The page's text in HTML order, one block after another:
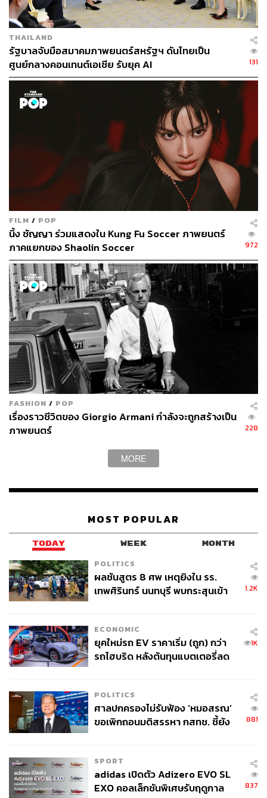
สุพัฒน์ ศิวะพรพันธ์
Content Creator ผู้หลงใหลในทุกศาสตร์และ
THAILAND
รัฐบาลจับมือสมาคมภาพยนตร์สหรัฐฯ ดันไทยเป็น
ศูนย์กลางคอนเทนต์เอเชีย รับยุค AI
131
FILM / POP
นิ้ง ชัญญา ร่วมแสดงใน Kung Fu Soccer ภาพยนตร์
ภาคแยกของ Shaolin Soccer
972
FASHION / POP
เรื่องราวชีวิตของ Giorgio Armani กำลังจะถูกสร้างเป็น
ภาพยนตร์
228
MORE
MOST POPULAR
TODAY WEEK MONTH
POLITICS
ผลชันสูตร 8 ศพ เหตุยิงใน รร.
เทพศิรินทร์ นนทบุรี พบกระสุนเข้า
1.2K
ECONOMIC
ยุคใหม่รถ EV ราคาเริ่ม (ถูก) กว่า
รถไฮบริด หลังต้นทุนแบตเตอรี่ลด
1K
POLITICS
ศาลปกครองไม่รับฟ้อง ‘หมอสรณ’
ขอเพิกถอนมติสรรหา กสทช. ชี้ยัง
881
SPORT
adidas เปิดตัว Adizero EVO SL
EXO คอลเล็กชันพิเศษรับฤดูกาล
837